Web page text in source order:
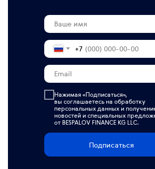
+7
Нажимая «Подписаться»,
вы соглашаетесь на обработку
персональных данных и
новостей и специальных
от BESPALOV FINANCE KG LLC.
Подписаться